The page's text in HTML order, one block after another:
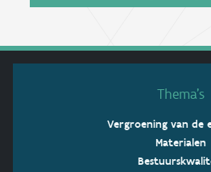
Thema’s
Vergroening van de
Materialen